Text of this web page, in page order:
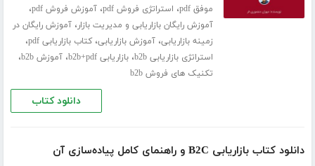
موفق pdf
، استراتژی فروش pdf ،آموزش فروش pdf ،
آموزش رایگان بازاریابی و مدیریت بازار،آموزش رایگان در
زمینه بازاریابی،آموزش بازاریابی،کتاب بازاریابی pdf ،
استراتژی بازاریابی b2b ،بازاریابی b2b+pdf ،آموزش b2b ،
تکنیک های فروش b2b
دانلود کتاب
دانلود کتاب بازاریابی B2C و راهنمای کامل پیاده‌سازی آن